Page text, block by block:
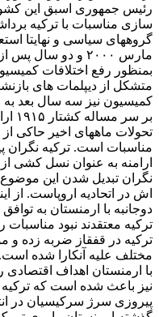
سازی مناسبات با ترکیه
گروههای سیاسی و نهایتا
مارس ۲۰۰۰ و دو
بمنظور رفع اختلافات
متشکل از دیپلمات های
کمیسیون نیز سه سال بعد
تحولات ماههای اخیر حاکی
ارامنه به عنوان نسل کشی
نگران تبدیل شدن این
اش در اتحادیه اروپاست. از
دوجانبه با ارمنستان به
ترکیه معتقدند نبود
ترکیه در قفقاز ضربه زده و
مختلف علیه آنکارا شده
با ارمنستان اهداف اقتصادی
نیز باعث شده است که